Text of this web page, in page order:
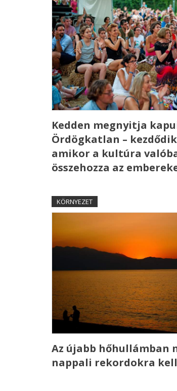
Kedden megnyitja
Ördögkatlan –
amikor a kultúra
összehozza az
KÖRNYEZET
Az újabb hőhullámban
nappali rekordokra